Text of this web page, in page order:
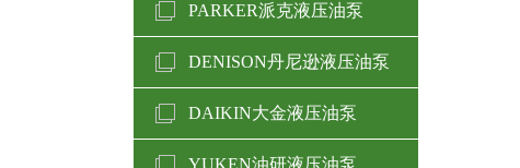
PARKER派克液压油泵
DENISON丹尼逊液压油泵
DAIKIN大金液压油泵
YUKEN油研液压油泵